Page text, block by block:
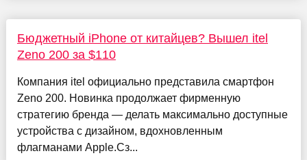
Бюджетный iPhone от китайцев? Вышел itel
Zeno 200 за $110
Компания itel официально представила смартфон
Zeno 200. Новинка продолжает фирменную
стратегию бренда — делать максимально доступные
устройства с дизайном, вдохновленным
флагманами Apple.Сз...